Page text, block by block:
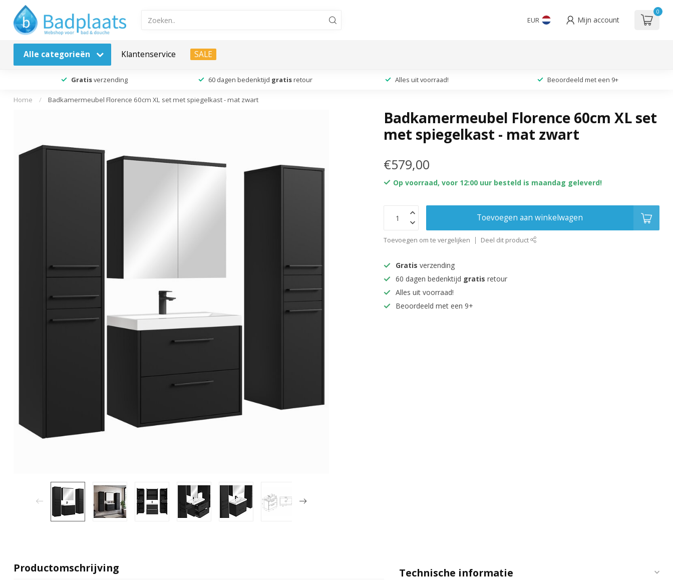
EUR Mijn account
0
Alle categorieën Klantenservice SALE
Gratisverzending 60 dagen bedenktijd gratis retour Alles uit voorraad! Beoordeeld met een 9+
Home / Badkamermeubel Florence 60cm XL set met spiegelkast - mat zwart
Badkamermeubel Florence 60cm XL set
met spiegelkast - mat zwart
€579,00
Op voorraad, voor 12:00 uur besteld is maandag geleverd!
Toevoegen aan winkelwagen
Toevoegen om te vergelijken Deel dit product
Gratis verzending
60 dagen bedenktijd gratis retour
Alles uit voorraad!
Beoordeeld met een 9+
Productomschrijving Technische informatie